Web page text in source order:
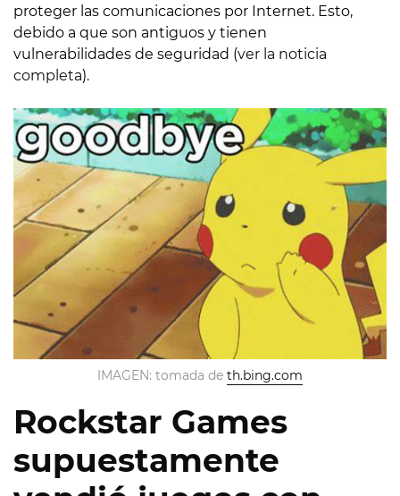
proteger las comunicaciones por Internet. Esto,
debido a que son antiguos y tienen
vulnerabilidades de seguridad (ver la noticia
completa).
IMAGEN: tomada de th.bing.com
Rockstar Games
supuestamente